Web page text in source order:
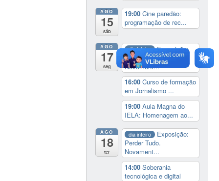
AGO
15
sáb
19:00Cine paredão:
programação de rec...
AGO
17
seg
dia inteiro
Exposição:
Perder Tudo.
Novament...
16:00Curso de formação
em Jornalismo ...
19:00Aula Magna do
IELA: Homenagem ao...
AGO
18
ter
dia inteiro
Exposição:
Perder Tudo.
Novament...
14:00Soberania
tecnológica e digital